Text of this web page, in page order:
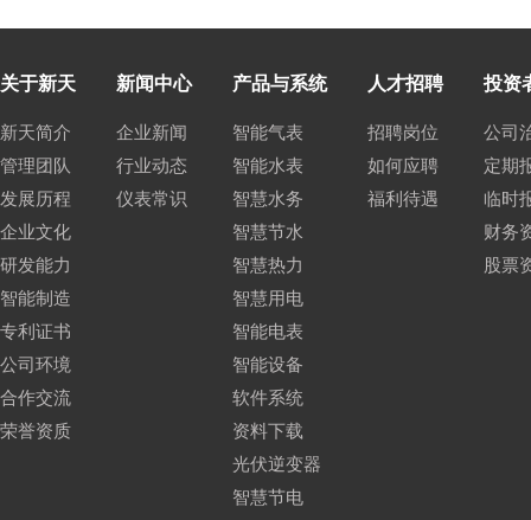
关于新天
新天简介
管理团队
发展历程
企业文化
研发能力
智能制造
专利证书
公司环境
合作交流
荣誉资质
新闻中心
企业新闻
行业动态
仪表常识
产品与系统
智能气表
智能水表
智慧水务
智慧节水
智慧热力
智慧用电
智能电表
智能设备
软件系统
资料下载
光伏逆变器
智慧节电
人才招聘
招聘岗位
如何应聘
福利待遇
投资
公司
定期
临时
财务
股票